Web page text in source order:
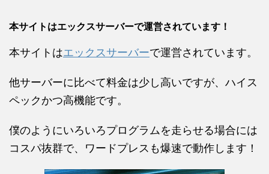
本サイトはエックスサーバーで運営されています！
本サイトはエックスサーバーで運営されています。
他サーバーに比べて料金は少し高いですが、ハイス
ペックかつ高機能です。
僕のようにいろいろプログラムを走らせる場合には
コスパ抜群で、ワードプレスも爆速で動作します！